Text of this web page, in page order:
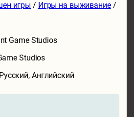
игры / Игры на выживание/
Game Studios
Studios
Русский, Английский